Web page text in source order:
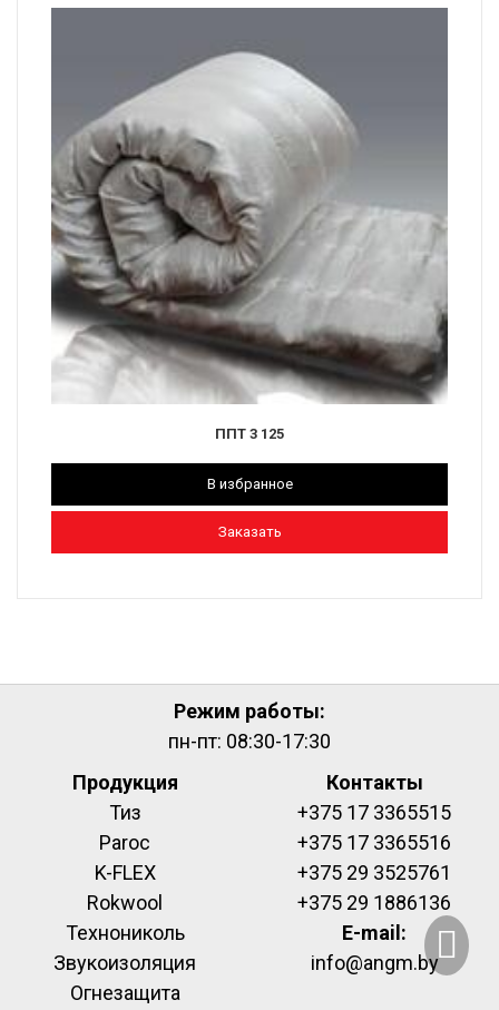
ППТ 3 125
В избранное
Заказать
Режим работы:
пн-пт: 08:30-17:30
Продукция
Тиз
Paroc
K-FLEX
Rokwool
Технониколь
Звукоизоляция
Огнезащита
Контакты
+375 17 3365515
+375 17 3365516
+375 29 3525761
+375 29 1886136
E-mail:
info@angm.by